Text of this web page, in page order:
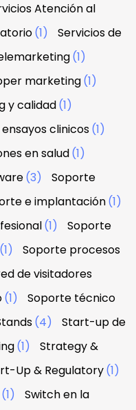
Atención al
(1)
Servicios de
(1)
marketing(1)
y calidad(1)
clinicos(1)
en salud(1)
(3)
Soporte
e implantación(1)
(1)
Soporte
(1)
Soporte procesos
de visitadores
(1)
Soporte técnico
(4)
Start-up de
(1)
Strategy &
Up & Regulatory(1)
(1)
Switch en la